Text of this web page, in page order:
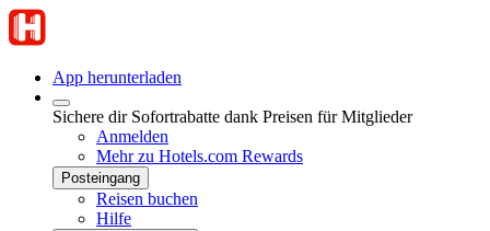
App herunterladen
Sichere dir Sofortrabatte dank Preisen für Mitglieder
Anmelden
Mehr zu Hotels.com Rewards
Posteingang
Reisen buchen
Hilfe